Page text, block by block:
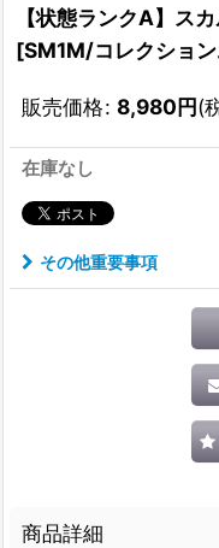
【状態ランクA】ス
[SM1M/コレクショ
販売価格: 8,980円(
在庫なし
その他重要事項
商品詳細